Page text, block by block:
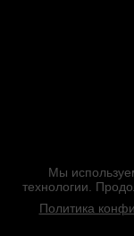
Мы
технологии.
Политика